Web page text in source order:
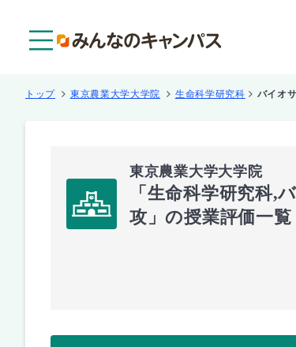
トップ 東京農業大学大学院 生命科学研究科 バイオ
東京農業大学大学院
「生命科学研究科,
攻」の授業評価一覧